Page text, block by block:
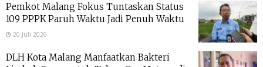
Pemkot Malang Fokus Tuntaskan Status
109 PPPK Paruh Waktu Jadi Penuh Waktu
20 Juli 2026
DLH Kota Malang Manfaatkan Bakteri